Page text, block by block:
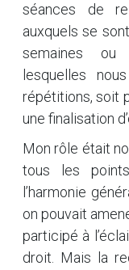
séances de
auxquels se
semaines ou
lesquelles
répétitions, soit
une finalisation
Mon rôle était
tous les
l’harmonie
on pouvait
participé à
droit. Mais la